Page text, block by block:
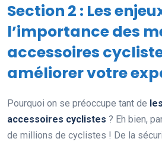
Section 2 : Les
l’importance des
accessoires
améliorer votre
Pourquoi on se préoccupe tant de
accessoires cyclistes ? Eh bien,
de millions de cyclistes ! De la